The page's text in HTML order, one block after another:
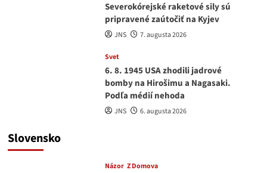
Severokórejské raketové sily sú
pripravené zaútočiť na Kyjev
JNS 7. augusta 2026
Svet
6. 8. 1945 USA zhodili jadrové
bomby na Hirošimu a Nagasaki.
Podľa médií nehoda
JNS 6. augusta 2026
Slovensko
Názor Z Domova